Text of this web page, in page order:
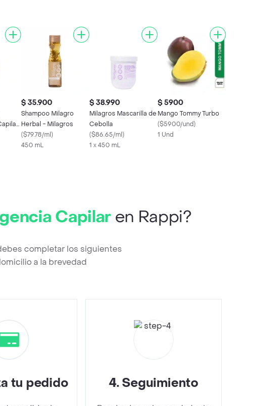
$ 35.900
Shampoo Milagro
Herbal - Milagros
($79.78/ml)
450 mL
$ 38.990
Milagros Mascarilla de
Cebolla
($86.65/ml)
1 x 450 mL
$ 5900
Mango Tommy Turbo
($5900/und)
1 Und
Capilaren Rappi?
completar los siguientes
a la brevedad
tu pedido 4. Seguimiento